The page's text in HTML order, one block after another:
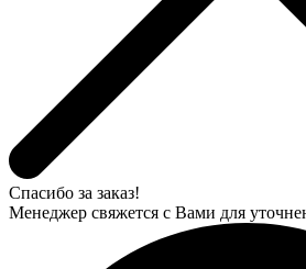
Спасибо за заказ!
Менеджер свяжется с Вами для